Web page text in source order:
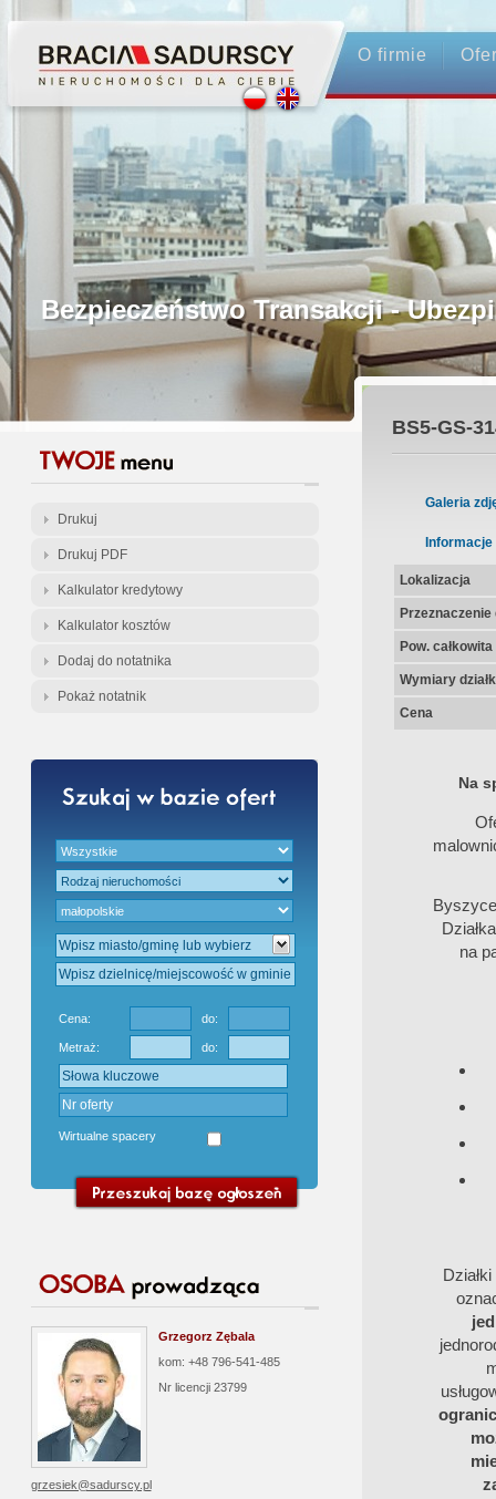
O firmie
Profesjonalne Pośrednictwo
Bezpieczeństwo Transakcji -
Licencjonowani Pośrednicy
Gwarancja Zwrotu Zadatku
Gratis - Przedwstępna Umowa
Drukuj
Drukuj PDF
Kalkulator kredytowy
Kalkulator kosztów
Dodaj do notatnika
Pokaż notatnik
Cena: do:
Metraż: do:
Wirtualne spacery
Grzegorz Zębala
kom: +48 796-541-485
Nr licencji 23799
grzesiek@sadurscy.pl
BS5-GS-
Galeria
Informacje
Lokalizacja
Przeznaczenie
Pow.
Wymiary
Cena
Na
na